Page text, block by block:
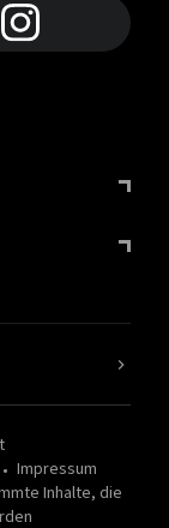
Inhalte, die
Impressum